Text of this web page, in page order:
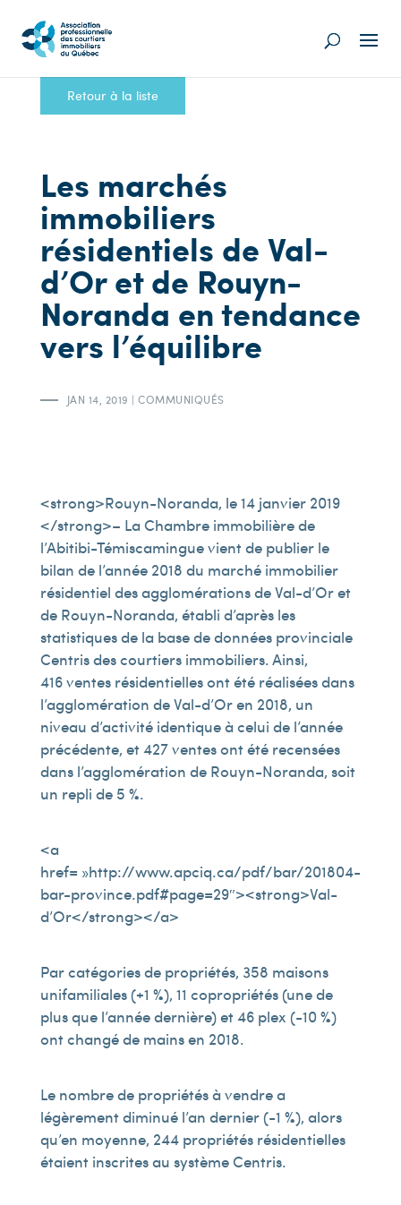
Retour à la liste
Les marchés
immobiliers
résidentiels de Val-
d’Or et de Rouyn-
Noranda en tendance
vers l’équilibre
JAN 14, 2019 |COMMUNIQUÉS
<strong>Rouyn-Noranda, le 14 janvier 2019
</strong>– La Chambre immobilière de
l’Abitibi-Témiscamingue vient de publier le
bilan de l’année 2018 du marché immobilier
résidentiel des agglomérations de Val-d’Or et
de Rouyn-Noranda, établi d’après les
statistiques de la base de données provinciale
Centris des courtiers immobiliers. Ainsi,
416 ventes résidentielles ont été réalisées dans
l’agglomération de Val-d’Or en 2018, un
niveau d’activité identique à celui de l’année
précédente, et 427 ventes ont été recensées
dans l’agglomération de Rouyn-Noranda, soit
un repli de 5 %.
<a
href= »http://www.apciq.ca/pdf/bar/201804-
bar-province.pdf#page=29″><strong>Val-
d’Or</strong></a>
Par catégories de propriétés, 358 maisons
unifamiliales (+1 %), 11 copropriétés (une de
plus que l’année dernière) et 46 plex (-10 %)
ont changé de mains en 2018.
Le nombre de propriétés à vendre a
légèrement diminué l’an dernier (-1 %), alors
qu’en moyenne, 244 propriétés résidentielles
étaient inscrites au système Centris.